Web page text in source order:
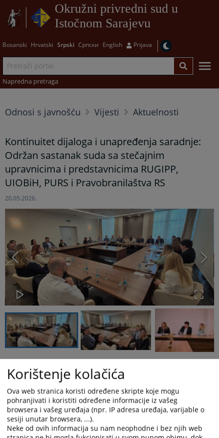
Okružni privredni sud u
Istočnom Sarajevu
Bosanski Hrvatski Srpski Српски English Prijava
Napredna pretraga
Odnosi s javnošću Vijesti Aktuelnosti
Kontinuitet dijaloga i unapređenja saradnje:
Održan sastanak suda sa stečajnim
upravnicima i predstavnicima RUGIPP,
UIOBiH, PURS i Pravobranilaštva RS
20.05.2026.
Dana 19.05.2026. godine na poziv predsjednice Okružnog
privrednog suda u Istočnom Sarajevu održan je sastanak sudija
ovog suda sa stečajnim upravnicima, predstavnicima
Republičke uprave za geodetske i imovinsko-pravne poslove,
Uprave za indirektno oporezivanje Bosne i
Hercegovine, Poreske uprave Republike Srpske i
Pravobranilaštva Republike Srpske s ciljem razmatranja i
Korištenje kolačića
Ova web stranica koristi određene skripte koje mogu
pohranjivati i koristiti određene informacije iz vašeg
browsera i vašeg uređaja (npr. IP adresa uređaja, varijable o
sesiji unutar browsera, ...).
Neke od ovih informacija su nam neophodne i bez njih web